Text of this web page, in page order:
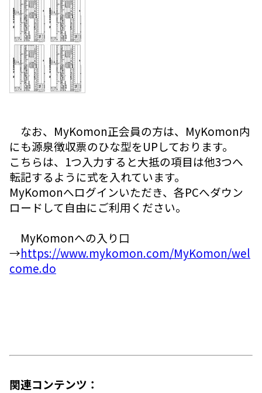
なお、MyKomon正会員の方は、MyKomon内
にも源泉徴収票のひな型をUPしております。
こちらは、1つ入力すると大抵の項目は他3つへ
転記するように式を入れています。
MyKomonへログインいただき、各PCへダウン
ロードして自由にご利用ください。
MyKomonへの入り口
→https://www.mykomon.com/MyKomon/wel
come.do
関連コンテンツ：